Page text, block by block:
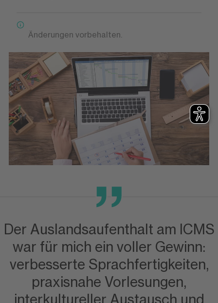
Änderungen vorbehalten.
Der Auslandsaufenthalt am ICMS
war für mich ein voller Gewinn:
verbesserte Sprachfertigkeiten,
praxisnahe Vorlesungen,
interkultureller Austausch und